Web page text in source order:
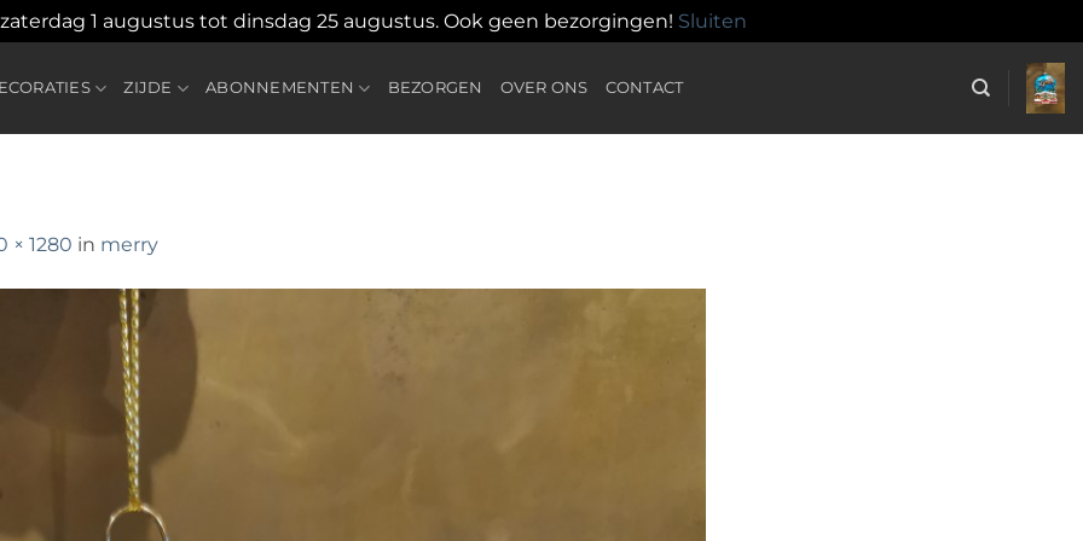
1 augustus tot dinsdag 25 augustus. Ook geen bezorgingen! Sluiten
ZIJDE ABONNEMENTEN BEZORGEN OVER ONS CONTACT
× 1280 in merry